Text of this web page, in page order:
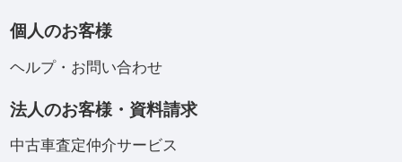
個人のお客様
ヘルプ・お問い合わせ
法人のお客様・資料請求
中古車査定仲介サービス